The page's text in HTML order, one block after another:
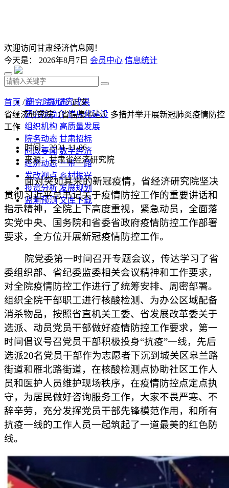
欢迎访问甘肃经济信息网！
今天是： 2026年8月7日 会员中心 信息统计
首 页 研究成果
研究院简介 信息化建设
组织机构 高质量发展
院务动态 甘肃招标
时政要闻 数字经济
经济动态 一带一路
发改视点 乡村振兴
投资分析 发展规划
监测预测 文库下载
首页 /研究院动态/ 正文
省经济研究院（省信息中心）多措并举开展新冠肺炎疫情防控
工作
时间：2021-11-06
来源：甘肃省经济研究院
面对突如其来的新冠疫情，省经济研究院坚决
贯彻习近平总书记关于疫情防控工作的重要讲话和
指示精神，全院上下高度重视，紧急动员，全面落
实党中央、国务院和省委省政府疫情防控工作部署
要求，全方位开展新冠疫情防控工作。
院党委第一时间召开专题会议，传达学习了省
委组织部、省纪委监委相关会议精神和工作要求，
对全院疫情防控工作进行了统筹安排、周密部署。
组织全院干部职工进行核酸检测、为办公区域配备
消杀物品，按照省直机关工委、省发展改革委关于
选派、动员党员干部做好疫情防控工作要求，第一
时间倡议号召党员干部积极投身“抗疫”一线，先后
选派20名党员干部作为志愿者下沉到城关区皋兰路
街道和雁北路街道，在核酸检测点协助社区工作人
员和医护人员维护现场秩序，在疫情防控点定点执
守，为居民做好咨询服务工作，大家不畏严寒、不
辞辛劳，充分发挥党员干部先锋模范作用，和所有
抗疫一线的工作人员一起筑起了一道最美的红色防
线。